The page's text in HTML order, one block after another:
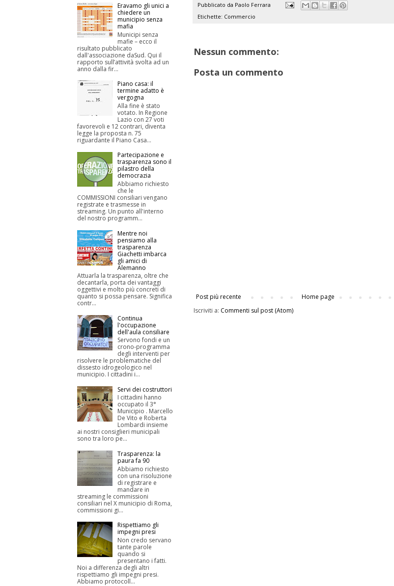
Pubblicato da Paolo Ferrara
Etichette: Commercio
Nessun commento:
Posta un commento
Post più recente
Home page
Iscriviti a: Commenti sul post (Atom)
Eravamo gli unici a
chiedere un
municipio senza
mafia
Municipi senza
mafie – ecco il
risultato pubblicato
dall'associazione daSud. Qui il
rapporto sull’attività svolta ad un
anno dalla fir...
Piano casa: il
termine adatto è
vergogna
Alla fine è stato
votato. In Regione
Lazio con 27 voti
favorevoli e 12 contrari, diventa
legge la proposta n. 75
riguardante il Piano Casa...
Partecipazione e
trasparenza sono il
pilastro della
democrazia
Abbiamo richiesto
che le
COMMISSIONI consiliari vengano
registrate e trasmesse in
streaming. Un punto all'interno
del nostro programm...
Mentre noi
pensiamo alla
trasparenza
Giachetti imbarca
gli amici di
Alemanno
Attuarla la trasparenza, oltre che
decantarla, porta dei vantaggi
oggettivi e molto più concreti di
quanto si possa pensare. Significa
contr...
Continua
l'occupazione
dell'aula consiliare
Servono fondi e un
crono-programma
degli interventi per
risolvere le problematiche del
dissesto idrogeologico nel
municipio. I cittadini i...
Servi dei costruttori
I cittadini hanno
occupato il 3°
Municipio . Marcello
De Vito e Roberta
Lombardi insieme
ai nostri consiglieri municipali
sono tra loro pe...
Trasparenza: la
paura fa 90
Abbiamo richiesto
con una risoluzione
di registrare e
mandare in
streaming le commissioni
consiliari nel X municipio di Roma,
commissioni gi...
Rispettiamo gli
impegni presi
Non credo servano
tante parole
quando si
presentano i fatti.
Noi a differenza degli altri
rispettiamo gli impegni presi.
Abbiamo protocoll...